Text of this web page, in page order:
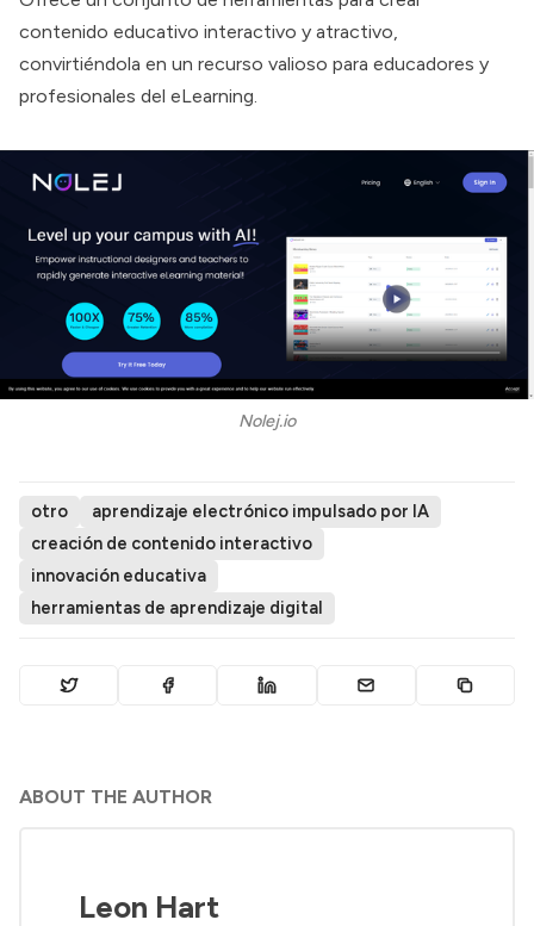
contenido educativo interactivo y atractivo,
convirtiéndola en un recurso valioso para educadores y
profesionales del eLearning.
Nolej.io
otro
aprendizaje electrónico impulsado por IA
creación de contenido interactivo
innovación educativa
herramientas de aprendizaje digital
ABOUT THE AUTHOR
Leon Hart